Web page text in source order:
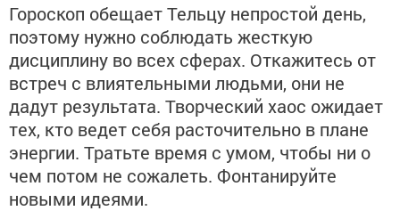
Гороскоп обещает Тельцу непростой день,
поэтому нужно соблюдать жесткую
дисциплину во всех сферах. Откажитесь от
встреч с влиятельными людьми, они не
дадут результата. Творческий хаос ожидает
тех, кто ведет себя расточительно в плане
энергии. Тратьте время с умом, чтобы ни о
чем потом не сожалеть. Фонтанируйте
новыми идеями.